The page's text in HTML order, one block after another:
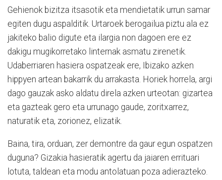
Gehienok bizitza itsasotik eta mendietatik urrun samar
egiten dugu aspalditik. Urtaroek berogailua piztu ala ez
jakiteko balio digute eta ilargia non dagoen ere ez
dakigu mugikorretako linternak asmatu zirenetik.
Udaberriaren hasiera ospatzeak ere, Ibizako azken
hippyen artean bakarrik du arrakasta. Horiek horrela, argi
dago gauzak asko aldatu direla azken urteotan: gizartea
eta gazteak gero eta urrunago gaude, zoritxarrez,
naturatik eta, zorionez, elizatik.
Baina, tira, orduan, zer demontre da gaur egun ospatzen
duguna? Gizakia hasieratik agertu da jaiaren errituari
lotuta, taldean eta modu antolatuan poza adierazteko.